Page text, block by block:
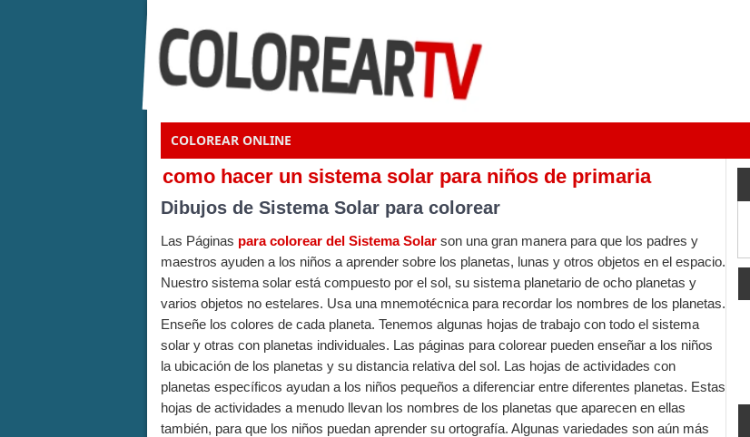
COLOREAR ONLINE
como hacer un sistema solar para niños de primaria
Dibujos de Sistema Solar para colorear
Las Páginas para colorear del Sistema Solar son una gran manera para que los padres y
maestros ayuden a los niños a aprender sobre los planetas, lunas y otros objetos en el espacio.
Nuestro sistema solar está compuesto por el sol, su sistema planetario de ocho planetas y
varios objetos no estelares. Usa una mnemotécnica para recordar los nombres de los planetas.
Enseñe los colores de cada planeta. Tenemos algunas hojas de trabajo con todo el sistema
solar y otras con planetas individuales. Las páginas para colorear pueden enseñar a los niños
la ubicación de los planetas y su distancia relativa del sol. Las hojas de actividades con
planetas específicos ayudan a los niños pequeños a diferenciar entre diferentes planetas. Estas
hojas de actividades a menudo llevan los nombres de los planetas que aparecen en ellas
también, para que los niños puedan aprender su ortografía. Algunas variedades son aún más